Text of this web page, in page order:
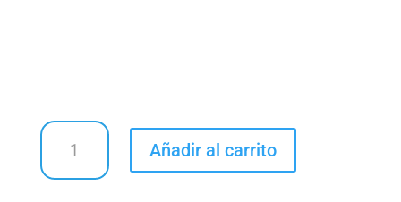
Chaqueta
Náutica
cantidad
Añadir al carrito